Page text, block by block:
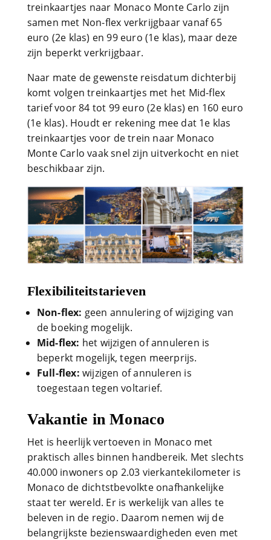
treinkaartjes naar Monaco Monte Carlo zijn
samen met Non-flex verkrijgbaar vanaf 65
euro (2e klas) en 99 euro (1e klas), maar deze
zijn beperkt verkrijgbaar.
Naar mate de gewenste reisdatum dichterbij
komt volgen treinkaartjes met het Mid-flex
tarief voor 84 tot 99 euro (2e klas) en 160 euro
(1e klas). Houdt er rekening mee dat 1e klas
treinkaartjes voor de trein naar Monaco
Monte Carlo vaak snel zijn uitverkocht en niet
beschikbaar zijn.
Flexibiliteitstarieven
Non-flex: geen annulering of wijziging van
de boeking mogelijk.
Mid-flex: het wijzigen of annuleren is
beperkt mogelijk, tegen meerprijs.
Full-flex: wijzigen of annuleren is
toegestaan tegen voltarief.
Vakantie in Monaco
Het is heerlijk vertoeven in Monaco met
praktisch alles binnen handbereik. Met slechts
40.000 inwoners op 2.03 vierkantekilometer is
Monaco de dichtstbevolkte onafhankelijke
staat ter wereld. Er is werkelijk van alles te
beleven in de regio. Daarom nemen wij de
belangrijkste bezienswaardigheden even met